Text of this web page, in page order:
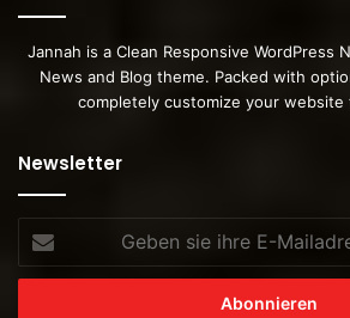
Jannah is a Clean Responsive WordPress
News and Blog theme. Packed with
completely customize your website
Newsletter
sie
ihre